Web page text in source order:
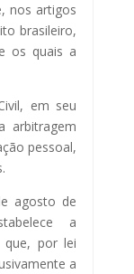
nos artigos
brasileiro,
os quais a
em seu
arbitragem
pessoal,
agosto de
a
que, por lei
a